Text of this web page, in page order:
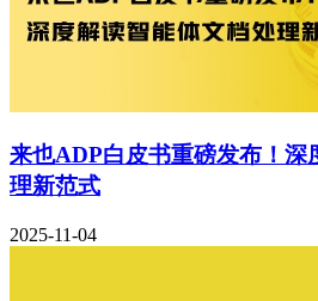
来也ADP白皮书重磅发布！深
理新范式
2025-11-04